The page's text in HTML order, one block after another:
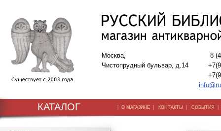
Москва,
Чистопрудный бульвар, д.14
8
КАТАЛОГ | О МАГАЗИНЕ | КОНТАКТЫ | СОБЫТИЯ